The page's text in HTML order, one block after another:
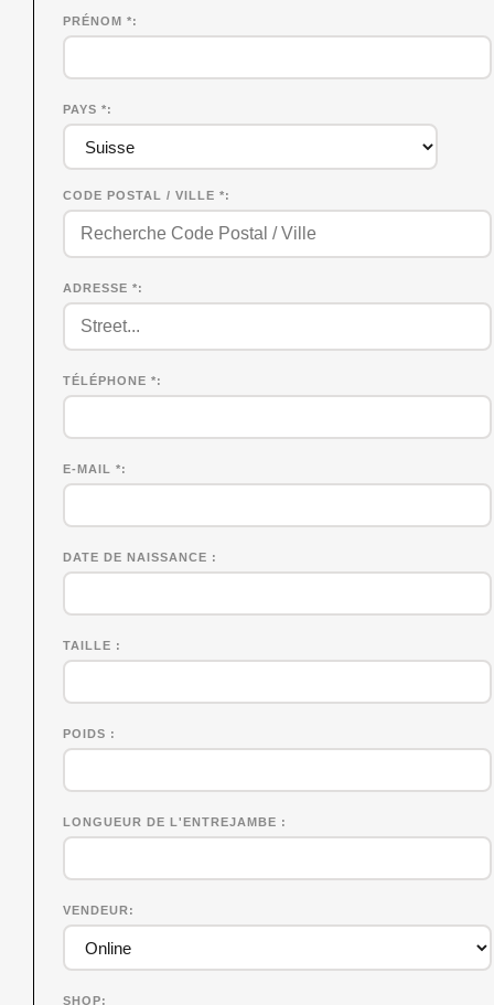
PRÉNOM*
PAYS *
CODE POSTAL / VILLE *
ADRESSE *
TÉLÉPHONE *
E-MAIL *
DATE DE NAISSANCE
TAILLE
POIDS
LONGUEUR DE L'ENTREJAMBE
VENDEUR
SHOP